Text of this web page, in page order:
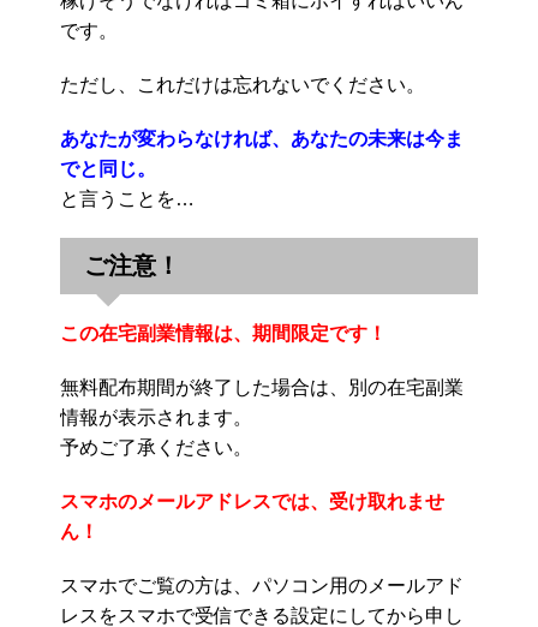
です。
ただし、これだけは忘れないでください。
あなたが変わらなければ、あなたの未来は今ま
でと同じ。
と言うことを…
ご注意！
この在宅副業情報は、期間限定です！
無料配布期間が終了した場合は、別の在宅副業
情報が表示されます。
予めご了承ください。
スマホのメールアドレスでは、受け取れませ
ん！
スマホでご覧の方は、パソコン用のメールアド
レスをスマホで受信できる設定にしてから申し